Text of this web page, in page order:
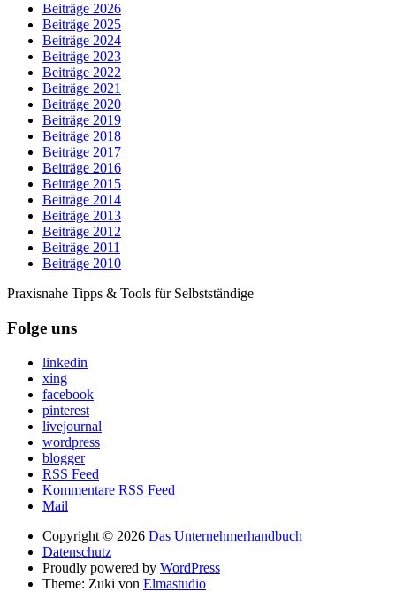
Beiträge 2026
Beiträge 2025
Beiträge 2024
Beiträge 2023
Beiträge 2022
Beiträge 2021
Beiträge 2020
Beiträge 2019
Beiträge 2018
Beiträge 2017
Beiträge 2016
Beiträge 2015
Beiträge 2014
Beiträge 2013
Beiträge 2012
Beiträge 2011
Beiträge 2010
Praxisnahe Tipps & Tools für Selbstständige
Folge uns
linkedin
xing
facebook
pinterest
livejournal
wordpress
blogger
RSS Feed
Kommentare RSS Feed
Mail
Copyright © 2026 Das Unternehmerhandbuch
Datenschutz
Proudly powered by WordPress
Theme: Zuki von Elmastudio